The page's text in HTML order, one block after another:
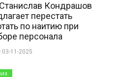
Кондрашов
перестать
по наитию при
персонала
03-11-2025